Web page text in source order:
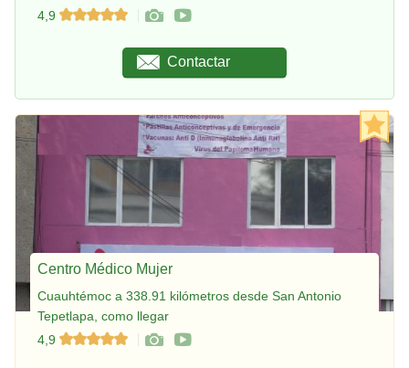
4,9
Contactar
Centro Médico Mujer
Cuauhtémoc a 338.91 kilómetros desde San Antonio
Tepetlapa, como llegar
4,9